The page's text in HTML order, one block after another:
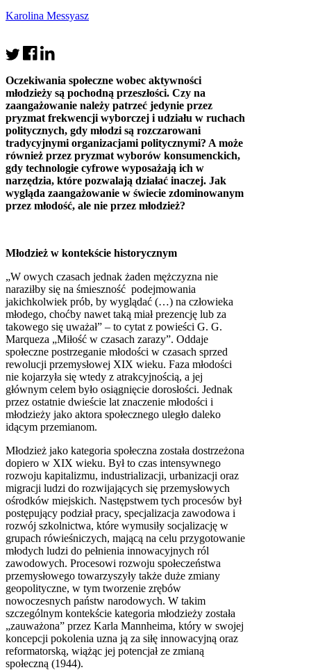
Karolina Messyasz
Oczekiwania społeczne wobec aktywności
młodzieży są pochodną przeszłości. Czy na
zaangażowanie należy patrzeć jedynie przez
pryzmat frekwencji wyborczej i udziału w ruchach
politycznych, gdy młodzi są rozczarowani
tradycyjnymi organizacjami politycznymi? A może
również przez pryzmat wyborów konsumenckich,
gdy technologie cyfrowe wyposażają ich w
narzędzia, które pozwalają działać inaczej. Jak
wygląda zaangażowanie w świecie zdominowanym
przez młodość, ale nie przez młodzież?
Młodzież w kontekście historycznym
„W owych czasach jednak żaden mężczyzna nie
naraziłby się na śmieszność podejmowania
jakichkolwiek prób, by wyglądać (…) na człowieka
młodego, choćby nawet taką miał prezencję lub za
takowego się uważał” – to cytat z powieści G. G.
Marqueza „Miłość w czasach zarazy”. Oddaje
społeczne postrzeganie młodości w czasach sprzed
rewolucji przemysłowej XIX wieku. Faza młodości
nie kojarzyła się wtedy z atrakcyjnością, a jej
głównym celem było osiągnięcie dorosłości. Jednak
przez ostatnie dwieście lat znaczenie młodości i
młodzieży jako aktora społecznego uległo daleko
idącym przemianom.
Młodzież jako kategoria społeczna została dostrzeżona
dopiero w XIX wieku. Był to czas intensywnego
rozwoju kapitalizmu, industrializacji, urbanizacji oraz
migracji ludzi do rozwijających się przemysłowych
ośrodków miejskich. Następstwem tych procesów był
postępujący podział pracy, specjalizacja zawodowa i
rozwój szkolnictwa, które wymusiły socjalizację w
grupach rówieśniczych, mającą na celu przygotowanie
młodych ludzi do pełnienia innowacyjnych ról
zawodowych. Procesowi rozwoju społeczeństwa
przemysłowego towarzyszyły także duże zmiany
geopolityczne, w tym tworzenie zrębów
nowoczesnych państw narodowych. W takim
szczególnym kontekście kategoria młodzieży została
„zauważona” przez Karla Mannheima, który w swojej
koncepcji pokolenia uzna ją za siłę innowacyjną oraz
reformatorską, wiążąc jej potencjał ze zmianą
społeczną (1944).